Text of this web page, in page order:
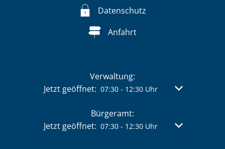
Datenschutz
Anfahrt
Verwaltung:
Klicken, um weitere Öffnungs- oder
Jetzt geöffnet: 07:30- 12:30Uhr Von 07:30
Bürgeramt:
Klicken, um weitere Öffnungs- oder
Jetzt geöffnet: 07:30- 12:30Uhr Von 07:30